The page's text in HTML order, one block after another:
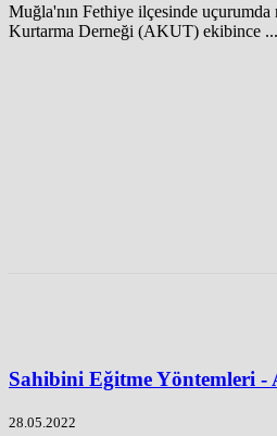
Muğla'nın Fethiye ilçesinde
Kurtarma Derneği (AKUT) ekibince ...
Sahibini Eğitme Yöntemleri -
28.05.2022